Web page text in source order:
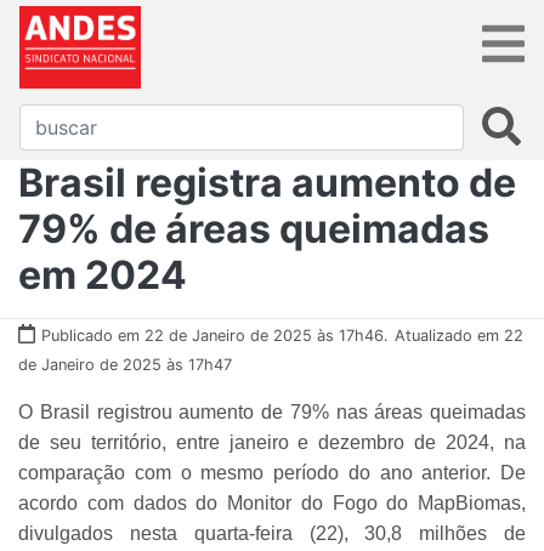
Brasil registra aumento de
79% de áreas queimadas
em 2024
Publicado em 22 de Janeiro de 2025 às 17h46. Atualizado em 22
de Janeiro de 2025 às 17h47
O Brasil registrou aumento de 79% nas áreas queimadas
de seu território, entre janeiro e dezembro de 2024, na
comparação com o mesmo período do ano anterior. De
acordo com dados do Monitor do Fogo do MapBiomas,
divulgados nesta quarta-feira (22), 30,8 milhões de